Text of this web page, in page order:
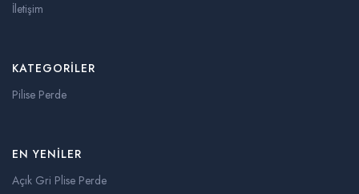
İletişim
KATEGORILER
Pilise Perde
EN YENILER
Açık Gri Plise Perde